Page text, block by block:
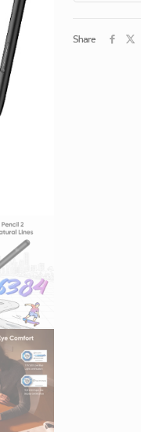
Share